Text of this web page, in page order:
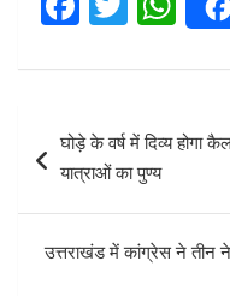
ce
b
o
o
k
tt
er
at
s
A
p
navigation
घोड़े के वर्ष में दिव्य होगा
यात्राओं का पुण्य
उत्तराखंड में कांग्रेस ने तीन